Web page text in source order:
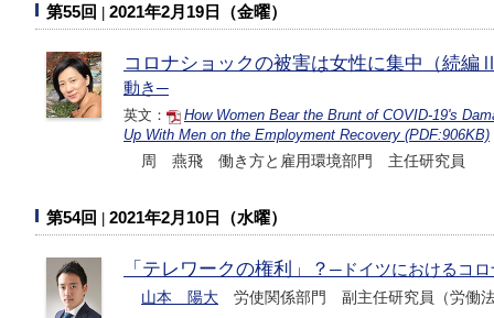
第55回 2021年2月19日（金曜）
コロナショックの被害は女性に集中（続編
動き─
英文：
How Women Bear the Brunt of COVID-19's
Up With Men on the Employment Recovery (PDF:906KB)
周 燕飛 働き方と雇用環境部門 主任研究員
第54回 2021年2月10日（水曜）
「テレワークの権利」？ ─ドイツにおけるコ
山本 陽大 労使関係部門 副主任研究員（労働